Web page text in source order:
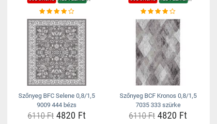
Szőnyeg BFC Selene 0,8/1,5
9009 444 bézs
6110 Ft 4820 Ft
Szőnyeg BCF Kronos 0,8/1,5
7035 333 szürke
6110 Ft 4820 Ft